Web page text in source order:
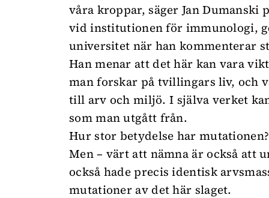
våra kroppar, säger Jan
vid institutionen för immunologi,
universitet när han kommenterar
Han menar att det här kan vara
man forskar på tvillingars liv, och
till arv och miljö. I själva verket
som man utgått från.
Hur stor betydelse har mutationen?
Men – värt att nämna är också att
också hade precis identisk
mutationer av det här slaget.